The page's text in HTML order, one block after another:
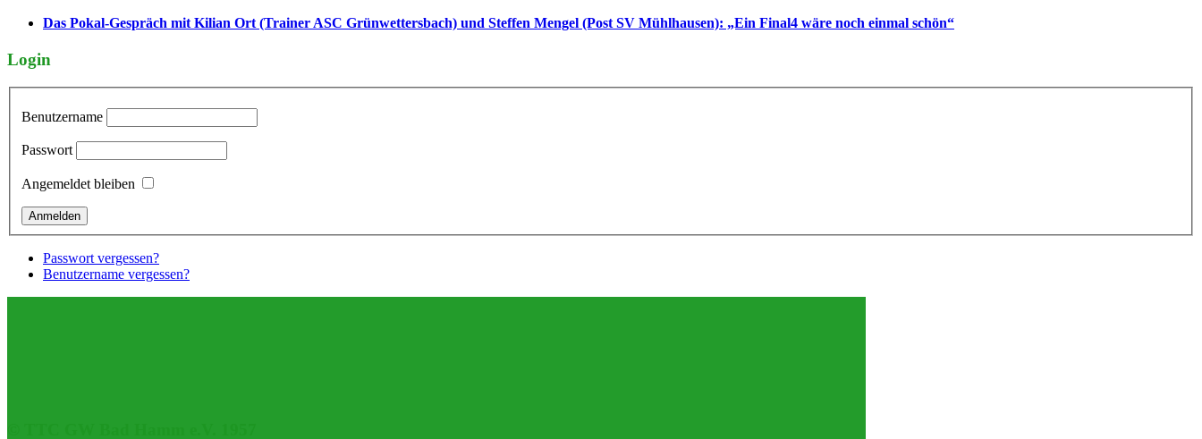
Das Pokal-Gespräch mit Kilian Ort (Trainer ASC Grünwettersbach) und Steffen Mengel (Post SV Mühlhausen): „Ein Final4 wäre noch einmal schön“
Login
Benutzername
Passwort
Angemeldet bleiben
Passwort vergessen?
Benutzername vergessen?